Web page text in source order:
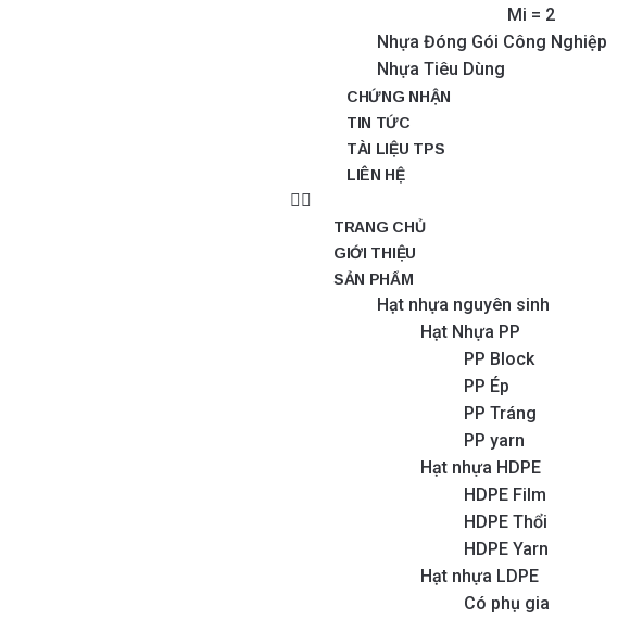
Mi = 2
Nhựa Đóng Gói Công Nghiệp
Nhựa Tiêu Dùng
CHỨNG NHẬN
TIN TỨC
TÀI LIỆU TPS
LIÊN HỆ
TRANG CHỦ
GIỚI THIỆU
SẢN PHẨM
Hạt nhựa nguyên sinh
Hạt Nhựa PP
PP Block
PP Ép
PP Tráng
PP yarn
Hạt nhựa HDPE
HDPE Film
HDPE Thổi
HDPE Yarn
Hạt nhựa LDPE
Có phụ gia